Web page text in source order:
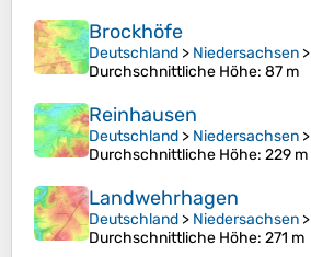
Brockhöfe
Deutschland > Niedersachsen >
Durchschnittliche Höhe: 87 m
Reinhausen
Deutschland > Niedersachsen >
Durchschnittliche Höhe: 229 m
Landwehrhagen
Deutschland > Niedersachsen >
Durchschnittliche Höhe: 271 m